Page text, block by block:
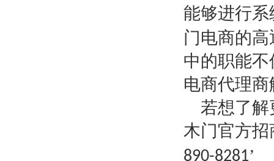
能够进行
门电商的
中的职能
电商代理
若想了解
木门官方招
890-8281’